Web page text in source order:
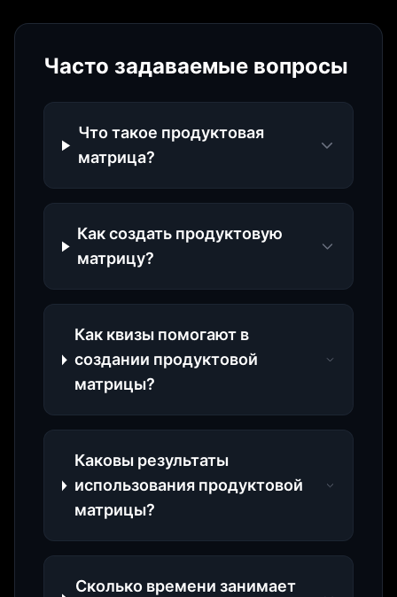
Часто задаваемые вопросы
Что такое продуктовая
матрица?
Как создать продуктовую
матрицу?
Как квизы помогают в
создании продуктовой
матрицы?
Каковы результаты
использования продуктовой
матрицы?
Сколько времени занимает